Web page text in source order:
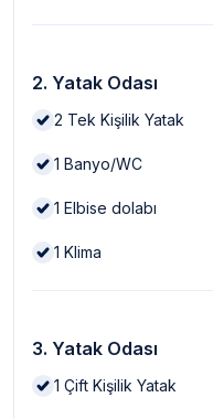
2. Yatak Odası
2 Tek Kişilik Yatak
1 Banyo/WC
1 Elbise dolabı
1 Klima
3. Yatak Odası
1 Çift Kişilik Yatak